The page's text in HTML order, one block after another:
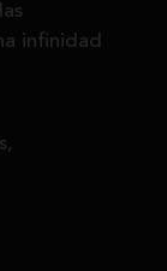
infinidad